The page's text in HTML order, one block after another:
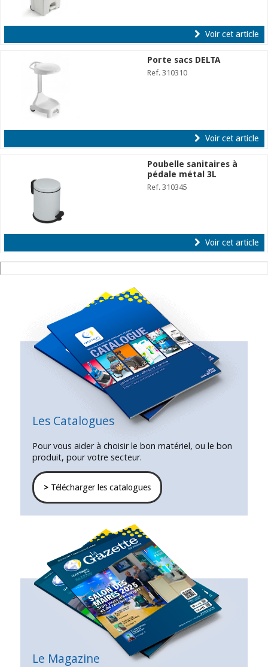
Voir cet article
Porte sacs DELTA
Ref. 310310
Voir cet article
Poubelle sanitaires à
pédale métal 3L
Ref. 310345
Voir cet article
Les Catalogues
Pour vous aider à choisir le bon matériel, ou le bon
produit, pour votre secteur.
>Télécharger les catalogues
Le Magazine